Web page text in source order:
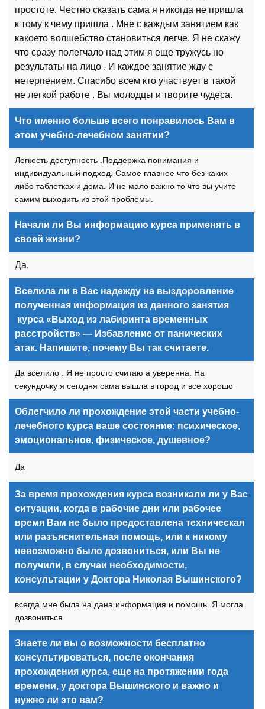
простоте. Честно сказать сама я никогда не пришла
к тому к чему пришла . Мне с каждым занятием как
какоето волшебство становиться легче. Я не скажу
что сразу полегчало над этим я еще тружусь но
результаты на лицо . И каждое занятие жду с
нетерпением. Спасибо всем кто участвует в такой
не легкой работе . Вы молодцы и творите чудеса.
Что именно больше всего понравилось Вам в
этом учебно-лечебном занятии?
Легкость доступность .Поддержка понимания и
индивидуальный подход. Самое главное что без каких
либо таблетках и дома. И не мало важно то что вы учите
самим выходить из этой проблемы.
Начали ли Вы информацию курса применять в
своей жизни?
Да.
Вселила ли в Вас надежду на выздоровление
полученная информация из данного занятия
курса «Выход из лабиринта временных
расстройств» — Избавление от панических
атак. Напишите, почему Вы так считаете.
Да вселило . Я не просто считаю а уверенна. На
секундочку я сегодня сама вышла в город и все хорошо
Облегчило ли прохождение этой части учебно-
лечебного курса ваше состояние: психическое,
эмоциональное, физическое, душевное?
Да
За время прохождения курса возникали ли у Вас
ситуации, когда в рабочие дни или рабочее
время Вам не было предоставлена техническая
или разъяснительная помощь, или к никому
невозможно было дозвониться, или Вы не
получили, в случаи необходимости,
консультации у Доктора Николая Вышинского?
всегда мне была на дана информация и помощь. Я могла
дозвониться
Знаете ли вы о возможности бесплатно
консультироваться, после окончания
прохождения курса, еще на протяжении года
времени, у доктора Вышинского и важно и
нужно ли это вам?